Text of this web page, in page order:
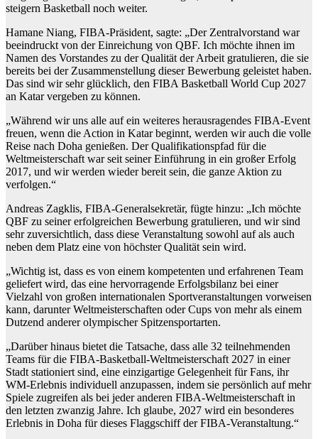
steigern Basketball noch weiter.
Hamane Niang, FIBA-Präsident, sagte: „Der Zentralvorstand war
beeindruckt von der Einreichung von QBF. Ich möchte ihnen im
Namen des Vorstandes zu der Qualität der Arbeit gratulieren, die sie
bereits bei der Zusammenstellung dieser Bewerbung geleistet haben.
Das sind wir sehr glücklich, den FIBA ​​Basketball World Cup 2027
an Katar vergeben zu können.
„Während wir uns alle auf ein weiteres herausragendes FIBA-Event
freuen, wenn die Action in Katar beginnt, werden wir auch die volle
Reise nach Doha genießen. Der Qualifikationspfad für die
Weltmeisterschaft war seit seiner Einführung in ein großer Erfolg
2017, und wir werden wieder bereit sein, die ganze Aktion zu
verfolgen.“
Andreas Zagklis, FIBA-Generalsekretär, fügte hinzu: „Ich möchte
QBF zu seiner erfolgreichen Bewerbung gratulieren, und wir sind
sehr zuversichtlich, dass diese Veranstaltung sowohl auf als auch
neben dem Platz eine von höchster Qualität sein wird.
„Wichtig ist, dass es von einem kompetenten und erfahrenen Team
geliefert wird, das eine hervorragende Erfolgsbilanz bei einer
Vielzahl von großen internationalen Sportveranstaltungen vorweisen
kann, darunter Weltmeisterschaften oder Cups von mehr als einem
Dutzend anderer olympischer Spitzensportarten.
„Darüber hinaus bietet die Tatsache, dass alle 32 teilnehmenden
Teams für die FIBA-Basketball-Weltmeisterschaft 2027 in einer
Stadt stationiert sind, eine einzigartige Gelegenheit für Fans, ihr
WM-Erlebnis individuell anzupassen, indem sie persönlich auf mehr
Spiele zugreifen als bei jeder anderen FIBA-Weltmeisterschaft in
den letzten zwanzig Jahre. Ich glaube, 2027 wird ein besonderes
Erlebnis in Doha für dieses Flaggschiff der FIBA-Veranstaltung.“